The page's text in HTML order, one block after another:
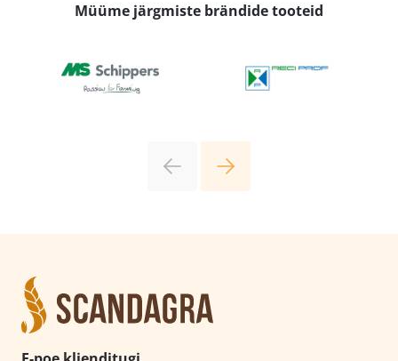
Müüme järgmiste brändide tooteid